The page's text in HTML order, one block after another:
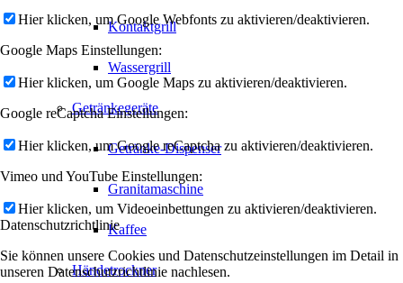
Kontaktgrill
Wassergrill
Getränkegeräte
Getränke-Dispenser
Granitamaschine
Kaffee
Händetrockner
Hier klicken, um Google Webfonts zu aktivieren/deaktivieren.
Google Maps Einstellungen:
Hier klicken, um Google Maps zu aktivieren/deaktivieren.
Google reCaptcha Einstellungen:
Hier klicken, um Google reCaptcha zu aktivieren/deaktivieren.
Vimeo und YouTube Einstellungen:
Hier klicken, um Videoeinbettungen zu aktivieren/deaktivieren.
Datenschutzrichtlinie
Sie können unsere Cookies und Datenschutzeinstellungen im Detail in
unseren Datenschutzrichtlinie nachlesen.